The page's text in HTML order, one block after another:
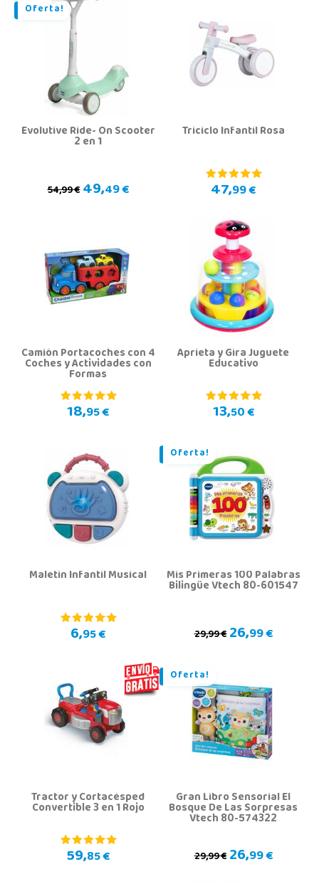
Oferta!
Evolutive Ride- On Scooter
2 en 1
54,99 €49,49 €
Triciclo Infantil Rosa
47,99 €
Camión Portacoches con 4
Coches y Actividades con
Formas
18,95 €
Aprieta y Gira Juguete
Educativo
13,50 €
Maletin Infantil Musical
6,95 €
Oferta!
Mis Primeras 100 Palabras
Bilingüe Vtech 80-601547
29,99 €26,99 €
Tractor y Cortacésped
Convertible 3 en 1 Rojo
59,85 €
Oferta!
Gran Libro Sensorial El
Bosque De Las Sorpresas
Vtech 80-574322
29,99 €26,99 €